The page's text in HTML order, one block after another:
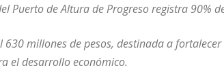
de Altura de Progreso registra 90%
millones de pesos, destinada a
el desarrollo económico.